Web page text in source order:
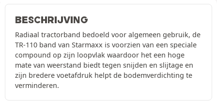
BESCHRIJVING
Radiaal tractorband bedoeld voor algemeen gebruik, de
TR-110 band van Starmaxx is voorzien van een speciale
compound op zijn loopvlak waardoor het een hoge
mate van weerstand biedt tegen snijden en slijtage en
zijn bredere voetafdruk helpt de bodemverdichting te
verminderen.